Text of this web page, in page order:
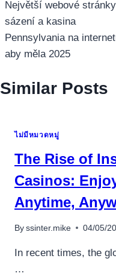
อุปกรณ์เครื่องใช้ภายใน
อุปกรณ์เครื่องใช้ภายใน
หม้อทอดไร้น้ำมัน
กาน้ำร้อน
เรื่อง
Největší webové
sázení a kasina
Pennsylvania na
aby měla 2025
Similar Posts
ไม่มีหมวดหมู่
The Rise of
Casinos:
Anytime,
By ssinter.mike 04/05/
In recent times, the
…